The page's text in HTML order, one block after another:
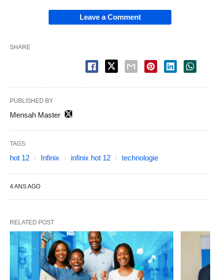
Leave a Comment
SHARE
PUBLISHED BY
Mensah Master
TAGS:
hot 12 Infinix infinix hot 12 technologie
4 ANS AGO
RELATED POST